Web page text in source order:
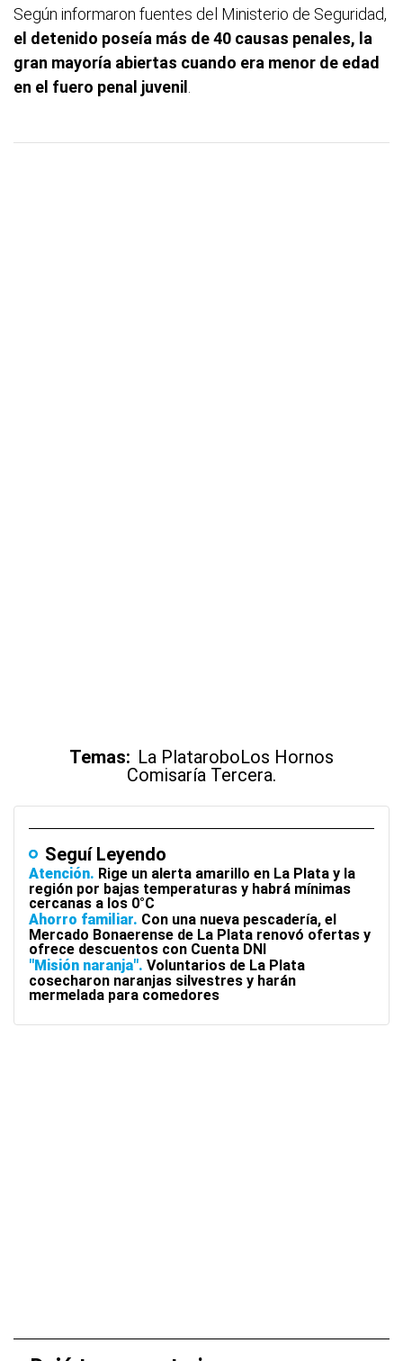
Según informaron fuentes del Ministerio de Seguridad,
el detenido poseía más de 40 causas penales, la
gran mayoría abiertas cuando era menor de edad
en el fuero penal juvenil
Temas: La PlataroboLos Hornos
Comisaría Tercera.
Seguí Leyendo
Atención Rige un alerta amarillo en La Plata y la
región por bajas temperaturas y habrá mínimas
cercanas a los 0°C
Ahorro familiar Con una nueva pescadería, el
Mercado Bonaerense de La Plata renovó ofertas y
ofrece descuentos con Cuenta DNI
"Misión naranja" Voluntarios de La Plata
cosecharon naranjas silvestres y harán
mermelada para comedores